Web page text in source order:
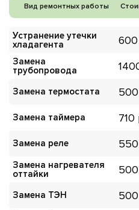
Вид ремонтных работы
Устранение утечки
хладагента
600
Замена
трубопровода
Замена термостата 500
Замена таймера 710
Замена реле 550
Замена нагревателя
оттайки
500
Замена ТЭН 500